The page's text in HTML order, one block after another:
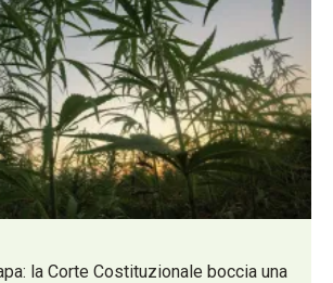
la Corte Costituzionale boccia una